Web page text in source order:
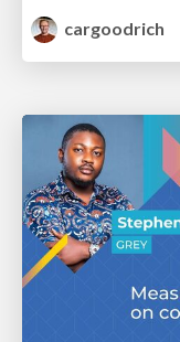
cargoodrich